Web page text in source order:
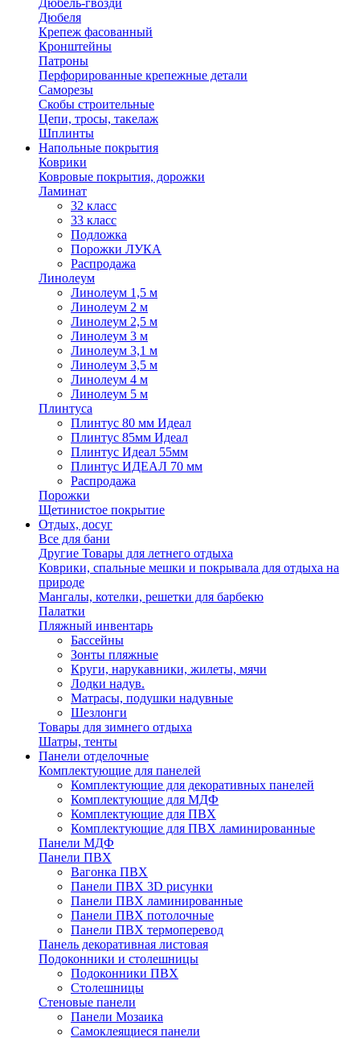
Дюбель-гвозди
Дюбеля
Крепеж фасованный
Кронштейны
Патроны
Перфорированные крепежные детали
Саморезы
Скобы строительные
Цепи, тросы, такелаж
Шплинты
Напольные покрытия
Коврики
Ковровые покрытия, дорожки
Ламинат
32 класс
33 класс
Подложка
Порожки ЛУКА
Распродажа
Линолеум
Линолеум 1,5 м
Линолеум 2 м
Линолеум 2,5 м
Линолеум 3 м
Линолеум 3,1 м
Линолеум 3,5 м
Линолеум 4 м
Линолеум 5 м
Плинтуса
Плинтус 80 мм Идеал
Плинтус 85мм Идеал
Плинтус Идеал 55мм
Плинтус ИДЕАЛ 70 мм
Распродажа
Порожки
Щетинистое покрытие
Отдых, досуг
Все для бани
Другие Товары для летнего отдыха
Коврики, спальные мешки и покрывала для отдыха на
природе
Мангалы, котелки, решетки для барбекю
Палатки
Пляжный инвентарь
Бассейны
Зонты пляжные
Круги, нарукавники, жилеты, мячи
Лодки надув.
Матрасы, подушки надувные
Шезлонги
Товары для зимнего отдыха
Шатры, тенты
Панели отделочные
Комплектующие для панелей
Комплектующие для декоративных панелей
Комплектующие для МДФ
Комплектующие для ПВХ
Комплектующие для ПВХ ламинированные
Панели МДФ
Панели ПВХ
Вагонка ПВХ
Панели ПВХ 3D рисунки
Панели ПВХ ламинированные
Панели ПВХ потолочные
Панели ПВХ термоперевод
Панель декоративная листовая
Подоконники и столешницы
Подоконники ПВХ
Столешницы
Стеновые панели
Панели Мозаика
Самоклеящиеся панели